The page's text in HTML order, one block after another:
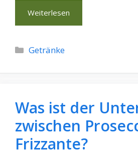
Weiterlesen
Kategorien
Getränke
Was ist der
zwischen
Frizzante?